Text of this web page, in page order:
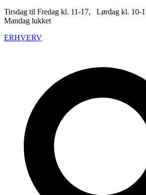
Tirsdag til Fredag kl. 11-17, Lørdag kl. 10-
Mandag lukket
ERHVERV